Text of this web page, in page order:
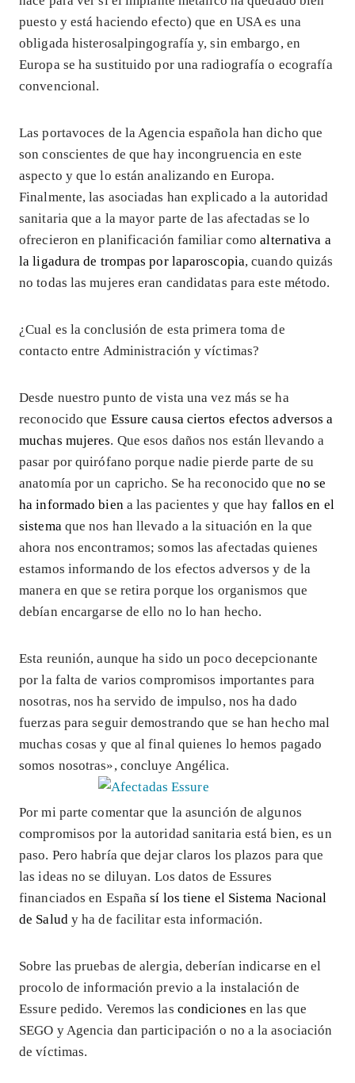
puesto y está haciendo efecto) que en USA es una
obligada histerosalpingografía y, sin embargo, en
Europa se ha sustituido por una radiografía o ecografía
convencional.
Las portavoces de la Agencia española han dicho que
son conscientes de que hay incongruencia en este
aspecto y que lo están analizando en Europa.
Finalmente, las asociadas han explicado a la autoridad
sanitaria que a la mayor parte de las afectadas se lo
ofrecieron en planificación familiar comoalternativa a
la ligadura de trompas por laparoscopia, cuando quizás
no todas las mujeres eran candidatas para este método.
¿Cual es la conclusión de esta primera toma de
contacto entre Administración y víctimas?
Desde nuestro punto de vista una vez más se ha
reconocido que Essure causa ciertos efectos adversos a
muchas mujeres. Que esos daños nos están llevando a
pasar por quirófano porque nadie pierde parte de su
anatomía por un capricho. Se ha reconocido que no se
ha informado bien a las pacientes y que hay fallos en el
sistema que nos han llevado a la situación en la que
ahora nos encontramos; somos las afectadas quienes
estamos informando de los efectos adversos y de la
manera en que se retira porque los organismos que
debían encargarse de ello no lo han hecho.
Esta reunión, aunque ha sido un poco decepcionante
por la falta de varios compromisos importantes para
nosotras, nos ha servido de impulso, nos ha dado
fuerzas para seguir demostrando que se han hecho mal
muchas cosas y que al final quienes lo hemos pagado
somos nosotras», concluye Angélica.
Por mi parte comentar que la asunción de algunos
compromisos por la autoridad sanitaria está bien, es un
paso. Pero habría que dejar claros los plazos para que
las ideas no se diluyan. Los datos de Essures
financiados en Españasí los tiene el Sistema Nacional
de Salud y ha de facilitar esta información.
Sobre las pruebas de alergia, deberían indicarse en el
procolo de información previo a la instalación de
Essure pedido. Veremos las condiciones en las que
SEGO y Agencia dan participación o no a la asociación
de víctimas.